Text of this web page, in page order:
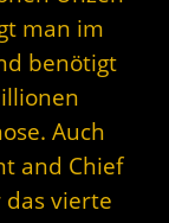
man im
benötigt
Auch
and Chief
vierte